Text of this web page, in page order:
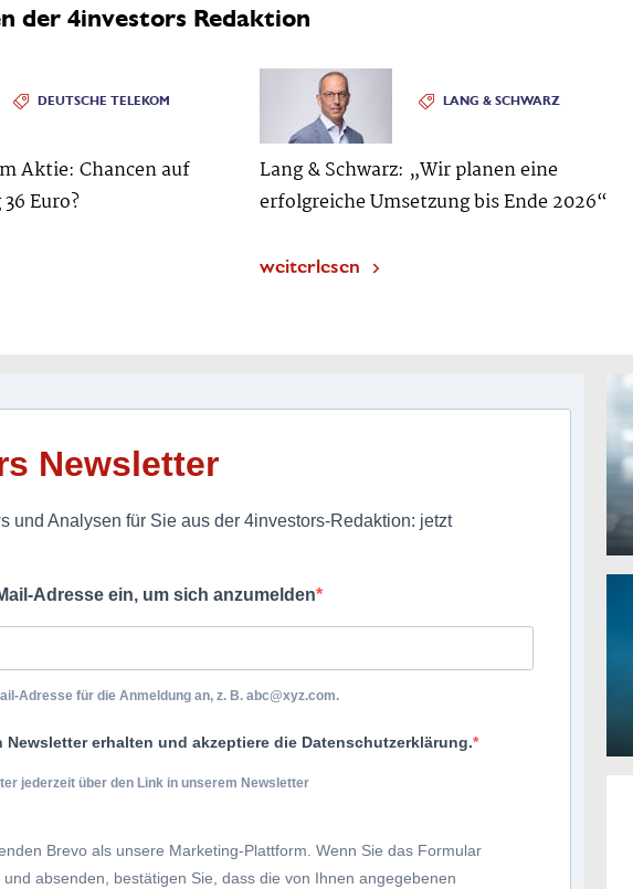
der 4investors Redaktion
DEUTSCHE TELEKOM
Aktie: Chancen auf
Euro?
LANG & SCHWARZ
Lang & Schwarz: „Wir planen eine
erfolgreiche Umsetzung bis Ende 2026“
weiterlesen
Newsletter
und Analysen für Sie aus der 4investors-Redaktion: jetzt
Adresse ein, um sich anzumelden
Adresse für die Anmeldung an, z. B. abc@xyz.com.
Newsletter erhalten und akzeptiere die Datenschutzerklärung.
jederzeit über den Link in unserem Newsletter
Brevo als unsere Marketing-Plattform. Wenn Sie das Formular
und absenden, bestätigen Sie, dass die von Ihnen angegebenen